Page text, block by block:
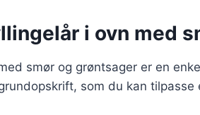
i ovn med
smør og grøntsager er en
som du kan tilpasse